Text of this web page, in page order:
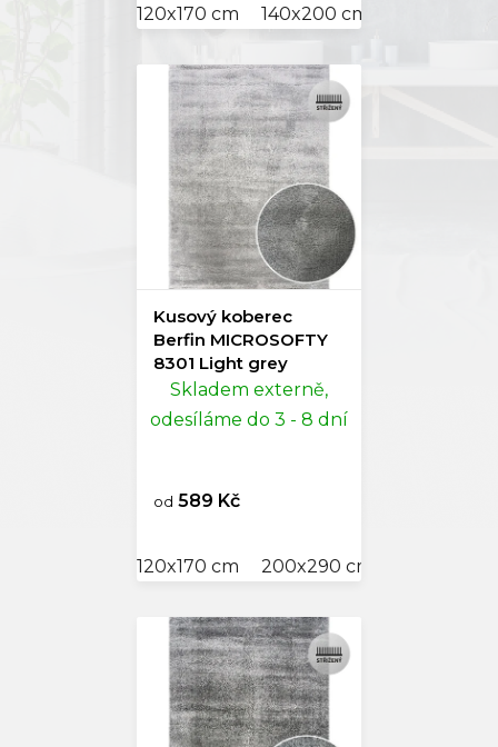
120x170 cm 140x200 cm
Kusový koberec
Berfin MICROSOFTY
8301 Light grey
Skladem externě,
odesíláme do 3 - 8 dní
od 589 Kč
120x170 cm 200x290 cm